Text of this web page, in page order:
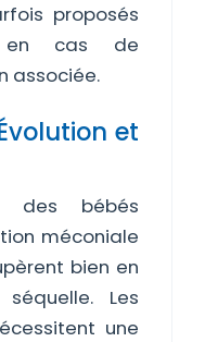
proposés
en cas de
associée.
et
des bébés
méconiale
bien en
Les
une